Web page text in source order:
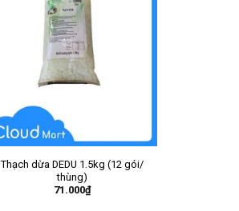
Thạch dừa DEDU 1.5kg (12 gói/
thùng)
71.000₫